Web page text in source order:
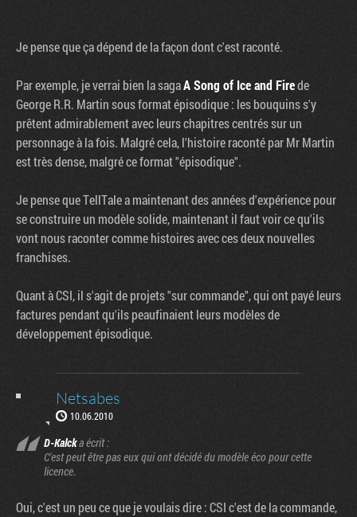
Je pense que ça dépend de la façon dont c'est raconté.
Par exemple, je verrai bien la sagaA Song of Ice and Firede
George R.R. Martin sous format épisodique : les bouquins s'y
prêtent admirablement avec leurs chapitres centrés sur un
personnage à la fois. Malgré cela, l'histoire raconté par Mr Martin
est très dense, malgré ce format "épisodique".
Je pense que TellTale a maintenant des années d'expérience pour
se construire un modèle solide, maintenant il faut voir ce qu'ils
vont nous raconter comme histoires avec ces deux nouvelles
franchises.
Quant à CSI, il s'agit de projets "sur commande", qui ont payé leurs
factures pendant qu'ils peaufinaient leurs modèles de
développement épisodique.
Netsabes
10.06.2010
D-Kalcka écrit :
C'est peut être pas eux qui ont décidé du modèle éco pour cette
licence.
Oui, c'est un peu ce que je voulais dire : CSI c'est de la commande,